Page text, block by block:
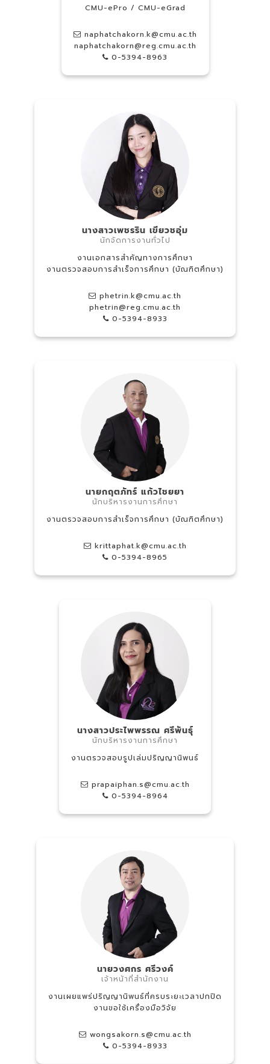
CMU-ePro / CMU-eGrad
naphatchakorn.k@cmu.ac.th
naphatchakorn@reg.cmu.ac.th
0-5394-8963
นางสาวเพชรริน เขียวชอุ่ม
นักจัดการงานทั่วไป
งานเอกสารสำคัญทางการศึกษา
งานตรวจสอบการสำเร็จการศึกษา (บัณฑิตศึกษา)
phetrin.k@cmu.ac.th
phetrin@reg.cmu.ac.th
0-5394-8933
นายกฤตภัทร์ แก้วไชยยา
นักบริหารงานการศึกษา
งานตรวจสอบการสำเร็จการศึกษา (บัณฑิตศึกษา)
krittaphat.k@cmu.ac.th
0-5394-8965
นางสาวประไพพรรณ ศรีพันธุ์
นักบริหารงานการศึกษา
งานตรวจสอบรูปเล่มปริญญานิพนธ์
prapaiphan.s@cmu.ac.th
0-5394-8964
นายวงศกร ศรีวงค์
เจ้าหน้าที่สำนักงาน
งานเผยแพร่ปริญญานิพนธ์ที่ครบระยะเวลาปกปิด
งานขอใช้เครื่องมือวิจัย
wongsakorn.s@cmu.ac.th
0-5394-8933